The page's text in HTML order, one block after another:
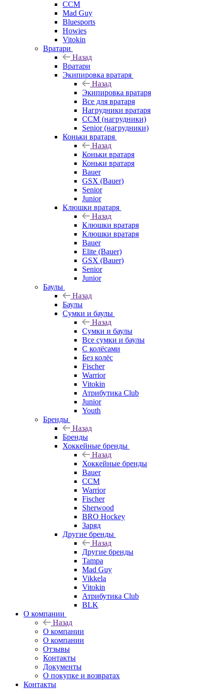
CCM
Mad Guy
Bluesports
Howies
Vitokin
Вратари
Назад
Вратари
Экипировка вратаря
Назад
Экипировка вратаря
Все для вратаря
Нагрудники вратаря
CCM (нагрудники)
Senior (нагрудники)
Коньки вратаря
Назад
Коньки вратаря
Коньки вратаря
Bauer
GSX (Bauer)
Senior
Junior
Клюшки вратаря
Назад
Клюшки вратаря
Клюшки вратаря
Bauer
Elite (Bauer)
GSX (Bauer)
Senior
Junior
Баулы
Назад
Баулы
Сумки и баулы
Назад
Сумки и баулы
Все сумки и баулы
С колёсами
Без колёс
Fischer
Warrior
Vitokin
Атрибутика Club
Junior
Youth
Бренды
Назад
Бренды
Хоккейные бренды
Назад
Хоккейные бренды
Bauer
CCM
Warrior
Fischer
Sherwood
BRO Hockey
Заряд
Другие бренды
Назад
Другие бренды
Tampa
Mad Guy
Vikkela
Vitokin
Атрибутика Club
BLK
О компании
Назад
О компании
О компании
Отзывы
Контакты
Документы
О покупке и возвратах
Контакты